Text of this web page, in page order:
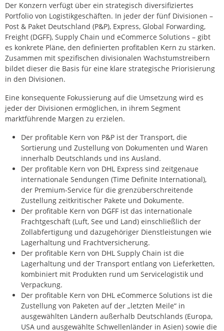
Der Konzern verfügt über ein strategisch diversifiziertes
Portfolio von Logistikgeschäften. In jeder der fünf Divisionen –
Post & Paket Deutschland (P&P), Express, Global Forwarding,
Freight (DGFF), Supply Chain und eCommerce Solutions – gibt
es konkrete Pläne, den definierten profitablen Kern zu stärken.
Zusammen mit spezifischen divisionalen Wachstumstreibern
bildet dieser die Basis für eine klare strategische Priorisierung
in den Divisionen.
Eine konsequente Fokussierung auf die Umsetzung wird es
jeder der Divisionen ermöglichen, in ihrem Segment
marktführende Margen zu erzielen.
Der profitable Kern von P&P ist der Transport, die
Sortierung und Zustellung von Dokumenten und Waren
innerhalb Deutschlands und ins Ausland.
Der profitable Kern von DHL Express sind zeitgenaue
internationale Sendungen (Time Definite International),
der Premium-Service für die grenzüberschreitende
Zustellung zeitkritischer Pakete und Dokumente.
Der profitable Kern von DGFF ist das internationale
Frachtgeschäft (Luft, See und Land) einschließlich der
Zollabfertigung und dazugehöriger Dienstleistungen wie
Lagerhaltung und Frachtversicherung.
Der profitable Kern von DHL Supply Chain ist die
Lagerhaltung und der Transport entlang von Lieferketten,
kombiniert mit Produkten rund um Servicelogistik und
Verpackung.
Der profitable Kern von DHL eCommerce Solutions ist die
Zustellung von Paketen auf der „letzten Meile“ in
ausgewählten Ländern außerhalb Deutschlands (Europa,
USA und ausgewählte Schwellenländer in Asien) sowie die